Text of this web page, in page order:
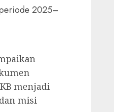
periode 2025–
menjadi
misi